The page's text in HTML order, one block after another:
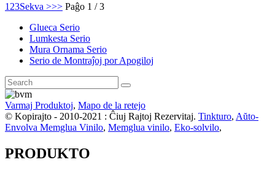
1 23Sekva >>> Paĝo 1 / 3
Glueca Serio
Lumkesta Serio
Mura Ornama Serio
Serio de Montraĵoj por Apogiloj
Varmaj Produktoj, Mapo de la retejo
© Kopirajto - 2010-2021 : Ĉiuj Rajtoj Rezervitaj. Tinkturo, Aŭto-
Envolva Memglua Vinilo, Memglua vinilo, Eko-solvilo,
PRODUKTO